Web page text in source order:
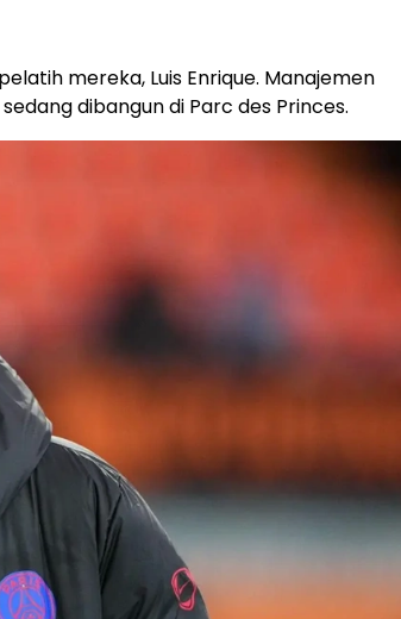
mereka, Luis Enrique. Manajemen
dibangun di Parc des Princes.